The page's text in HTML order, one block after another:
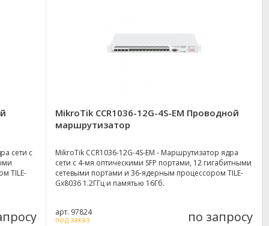
сети с
TILE-
MikroTik CCR1036-12G-4S-EM Проводной
маршрутизатор
MikroTik CCR1036-12G-4S-EM - Маршрутизатор ядра
сети с 4-мя оптическими SFP портами, 12 гигабитными
сетевыми портами и 36-ядерным процессором TILE-
Gx8036 1.2ГГц и памятью 16Гб.
арт. 97824
под заказ по запросу